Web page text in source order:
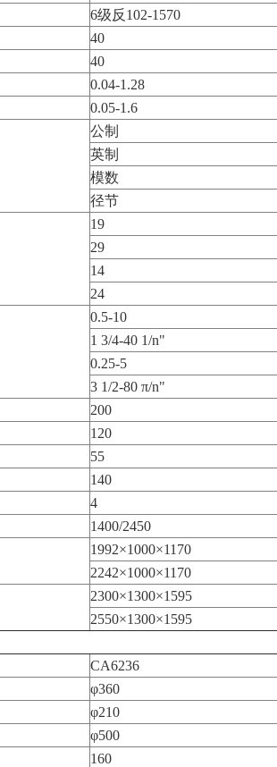
6级反102-1570
40
40
0.04-1.28
0.05-1.6
公制
英制
模数
径节
19
29
14
24
0.5-10
1 3/4-40 1/n"
0.25-5
3 1/2-80 π/n"
200
120
55
140
4
1400/2450
1992×1000×1170
2242×1000×1170
2300×1300×1595
2550×1300×1595
CA6236
φ360
φ210
φ500
160